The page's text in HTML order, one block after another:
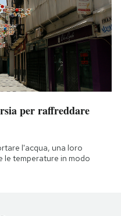
per raffreddare
l'acqua, una loro
le temperature in modo